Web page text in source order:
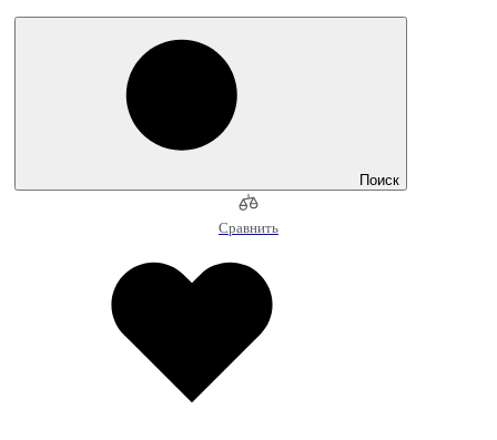
Поиск
Сравнить